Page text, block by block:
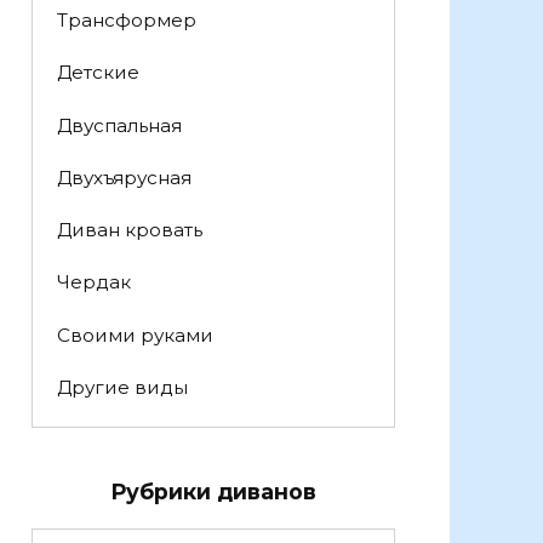
Трансформер
Детские
Двуспальная
Двухъярусная
Диван кровать
Чердак
Своими руками
Другие виды
Рубрики диванов